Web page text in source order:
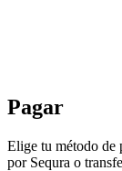
Pagar
Elige tu método de
por Sequra o